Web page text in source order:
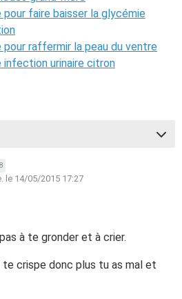
pour faire baisser la glycémie
pour raffermir la peau du ventre
infection urinaire citron
le 14/05/2015 17:27
à te gronder et à crier.
te crispe donc plus tu as mal et